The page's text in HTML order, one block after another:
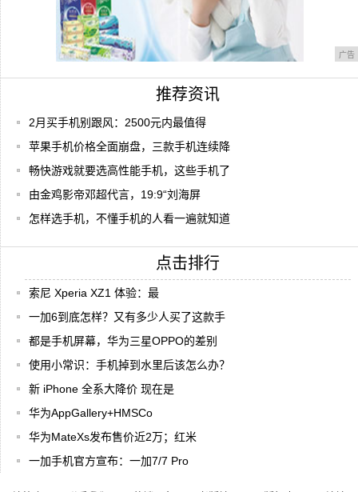
广告
推荐资讯
2月买手机别跟风：2500元内最值得
苹果手机价格全面崩盘，三款手机连续降
畅快游戏就要选高性能手机，这些手机了
由金鸡影帝邓超代言，19:9“刘海屏
怎样选手机，不懂手机的人看一遍就知道
点击排行
索尼 Xperia XZ1 体验：最
一加6到底怎样？又有多少人买了这款手
都是手机屏幕，华为三星OPPO的差别
使用小常识：手机掉到水里后该怎么办？
新 iPhone 全系大降价 现在是
华为AppGallery+HMSCo
华为MateXs发布售价近2万；红米
一加手机官方宣布：一加7/7 Pro